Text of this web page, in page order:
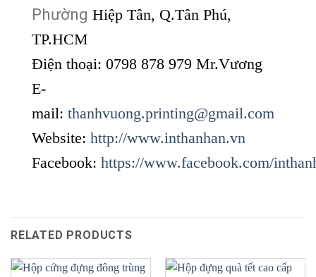
Phường Hiệp Tân, Q.Tân Phú,
TP.HCM
Điện thoại: 0798 878 979 Mr.Vương
E-
mail: thanhvuong.printing@gmail.com
Website: http://www.inthanhan.vn
Facebook: https://www.facebook.com/
RELATED PRODUCTS